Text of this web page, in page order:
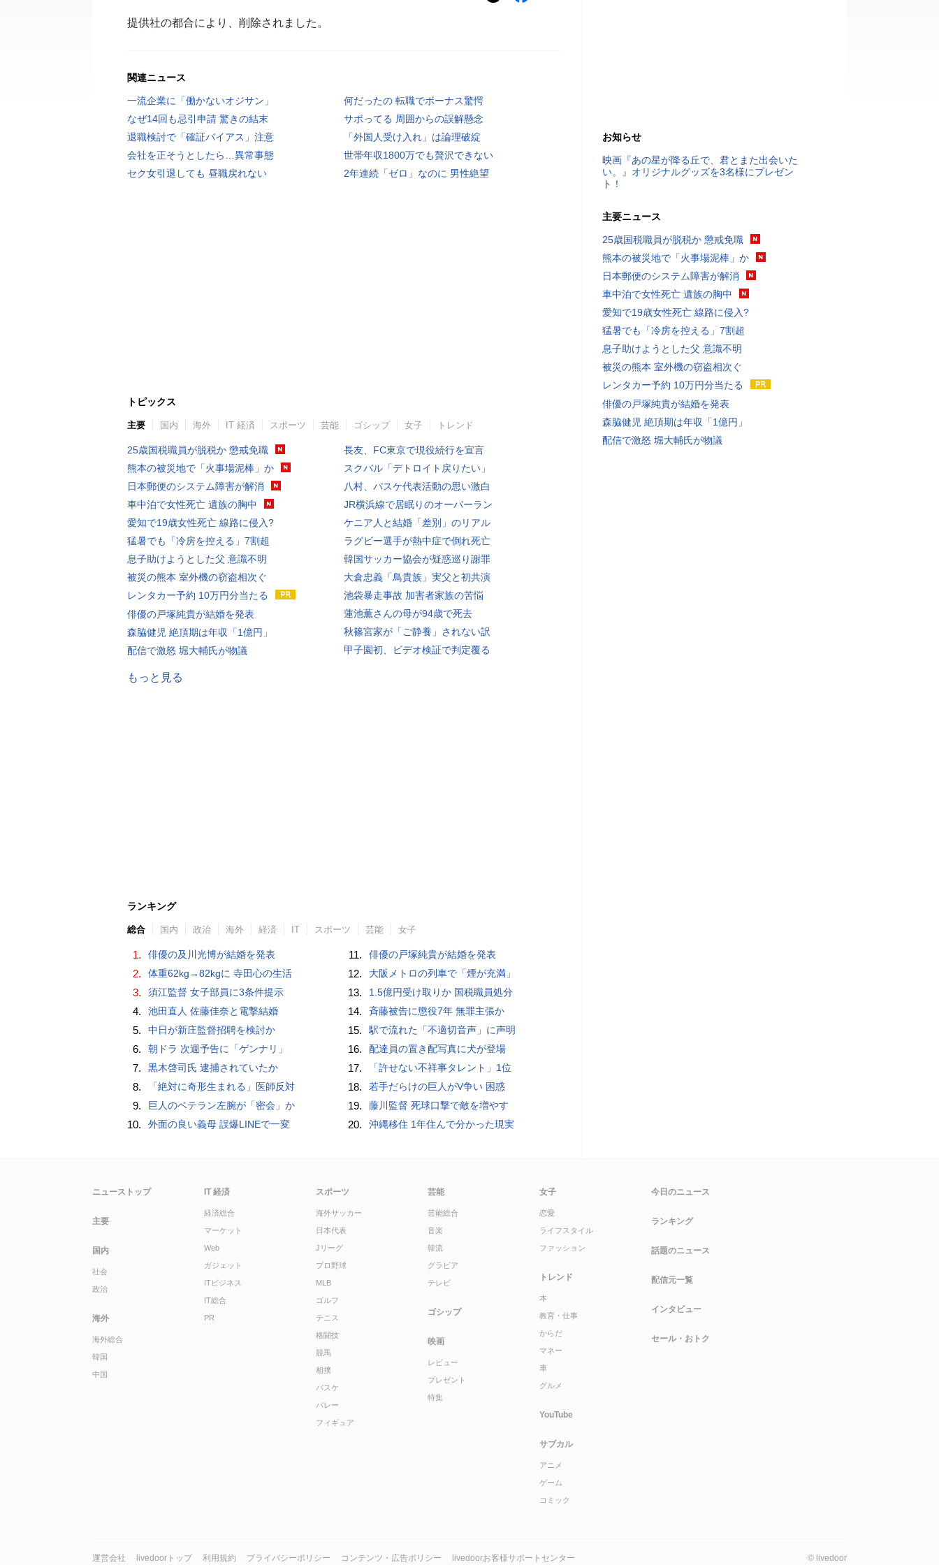
提供社の都合により、削除されました。
関連ニュース
一流企業に「働かないオジサン」
何だったの 転職でボーナス驚愕
なぜ14回も忌引申請 驚きの結末
サボってる 周囲からの誤解懸念
退職検討で「確証バイアス」注意
「外国人受け入れ」は論理破綻
会社を正そうとしたら…異常事態
世帯年収1800万でも贅沢できない
セク女引退しても 昼職戻れない
2年連続「ゼロ」なのに 男性絶望
トピックス
主要 国内 海外 IT 経済 スポーツ 芸能 ゴシップ 女子 トレンド
25歳国税職員が脱税か 懲戒免職
熊本の被災地で「火事場泥棒」か
日本郵便のシステム障害が解消
車中泊で女性死亡 遺族の胸中
愛知で19歳女性死亡 線路に侵入?
猛暑でも「冷房を控える」7割超
息子助けようとした父 意識不明
被災の熊本 室外機の窃盗相次ぐ
レンタカー予約 10万円分当たる
俳優の戸塚純貴が結婚を発表
森脇健児 絶頂期は年収「1億円」
配信で激怒 堀大輔氏が物議
長友、FC東京で現役続行を宣言
スクバル「デトロイト戻りたい」
八村、バスケ代表活動の思い激白
JR横浜線で居眠りのオーバーラン
ケニア人と結婚「差別」のリアル
ラグビー選手が熱中症で倒れ死亡
韓国サッカー協会が疑惑巡り謝罪
大倉忠義「鳥貴族」実父と初共演
池袋暴走事故 加害者家族の苦悩
蓮池薫さんの母が94歳で死去
秋篠宮家が「ご静養」されない訳
甲子園初、ビデオ検証で判定覆る
もっと見る
ランキング
総合 国内 政治 海外 経済 IT スポーツ 芸能 女子
1. 俳優の及川光博が結婚を発表
2. 体重62kg→82kgに 寺田心の生活
3. 須江監督 女子部員に3条件提示
4. 池田直人 佐藤佳奈と電撃結婚
5. 中日が新庄監督招聘を検討か
6. 朝ドラ 次週予告に「ゲンナリ」
7. 黒木啓司氏 逮捕されていたか
8. 「絶対に奇形生まれる」医師反対
9. 巨人のベテラン左腕が「密会」か
10. 外面の良い義母 誤爆LINEで一変
11. 俳優の戸塚純貴が結婚を発表
12. 大阪メトロの列車で「煙が充満」
13. 1.5億円受け取りか 国税職員処分
14. 斉藤被告に懲役7年 無罪主張か
15. 駅で流れた「不適切音声」に声明
16. 配達員の置き配写真に犬が登場
17. 「許せない不祥事タレント」1位
18. 若手だらけの巨人がV争い 困惑
19. 藤川監督 死球口撃で敵を増やす
20. 沖縄移住 1年住んで分かった現実
お知らせ
映画『あの星が降る丘で、君とまた出会いた
い。』オリジナルグッズを3名様にプレゼン
ト！
主要ニュース
25歳国税職員が脱税か 懲戒免職
熊本の被災地で「火事場泥棒」か
日本郵便のシステム障害が解消
車中泊で女性死亡 遺族の胸中
愛知で19歳女性死亡 線路に侵入?
猛暑でも「冷房を控える」7割超
息子助けようとした父 意識不明
被災の熊本 室外機の窃盗相次ぐ
レンタカー予約 10万円分当たる
俳優の戸塚純貴が結婚を発表
森脇健児 絶頂期は年収「1億円」
配信で激怒 堀大輔氏が物議
ニューストップ
主要
国内
社会
政治
海外
海外総合
韓国
中国
IT 経済
経済総合
マーケット
Web
ガジェット
ITビジネス
IT総合
PR
スポーツ
海外サッカー
日本代表
Jリーグ
プロ野球
MLB
ゴルフ
テニス
格闘技
競馬
相撲
バスケ
バレー
フィギュア
芸能
芸能総合
音楽
韓流
グラビア
テレビ
ゴシップ
映画
レビュー
プレゼント
特集
女子
恋愛
ライフスタイル
ファッション
トレンド
本
教育・仕事
からだ
マネー
車
グルメ
YouTube
サブカル
アニメ
ゲーム
コミック
今日のニュース
ランキング
話題のニュース
配信元一覧
インタビュー
セール・おトク
運営会社 livedoorトップ 利用規約 プライバシーポリシー コンテンツ・広告ポリシー livedoorお客様サポートセンター © livedoor